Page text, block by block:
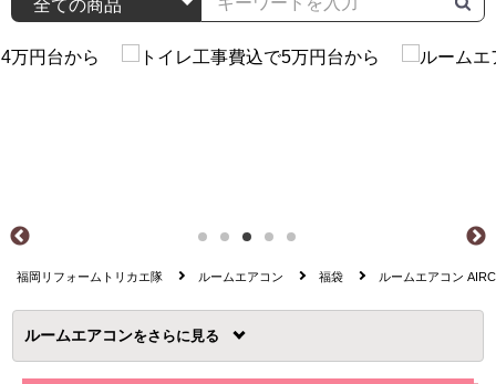
福岡リフォームトリカエ隊 ルームエアコン 福袋 ルームエアコン
ルームエアコンを